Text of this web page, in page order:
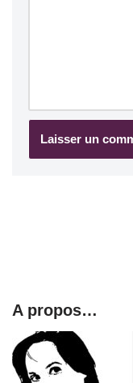
A propos…